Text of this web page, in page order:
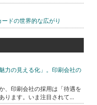
ドの世界的な広がり
力の見える化」。印刷会社の
、印刷会社の採用は「待遇を
ります。いま注目されて...